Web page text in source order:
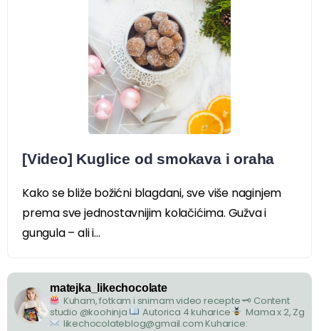
[Video] Kuglice od smokava i oraha
Kako se bliže božićni blagdani, sve više naginjem
prema sve jednostavnijim kolačićima. Gužva i
gungula – ali i...
matejka_likechocolate
Kuham, fotkam i snimam video recepte🗝 Content
studio @koohinja
Autorica 4 kuharice
Mama x 2, Zg
likechocolateblog@gmail.com Kuharice: